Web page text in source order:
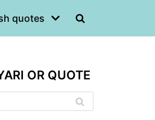
quotes
OR QUOTE